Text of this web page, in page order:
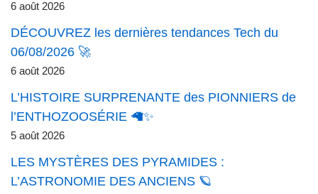
6 août 2026
DÉCOUVREZ les dernières tendances Tech du
06/08/2026 🚀
6 août 2026
L’HISTOIRE SURPRENANTE des PIONNIERS de
l’ENTHOZOOSÉRIE 🦙✨
5 août 2026
LES MYSTÈRES DES PYRAMIDES :
L’ASTRONOMIE DES ANCIENS 🪐